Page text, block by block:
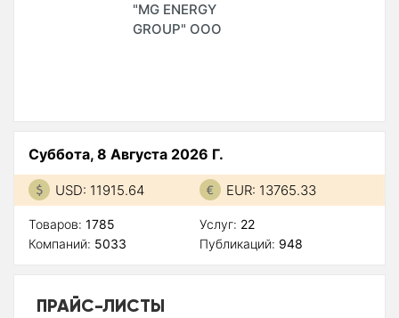
"MG ENERGY
GROUP" ООО
Суббота, 8 Августа 2026 Г.
USD: 11915.64 EUR: 13765.33
Товаров: 1785
Компаний: 5033
Услуг: 22
Публикаций: 948
ПРАЙС-ЛИСТЫ